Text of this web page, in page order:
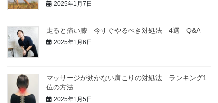
2025年1月7日
走ると痛い膝 今すぐやるべき対処法 4選 Q&A
2025年1月6日
マッサージが効かない肩こりの対処法 ランキング1
位の方法
2025年1月5日